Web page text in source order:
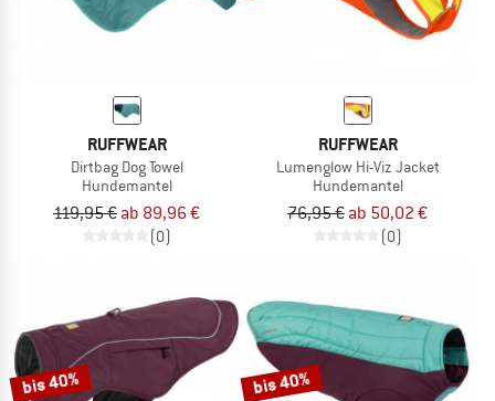
RUFFWEAR
Dirtbag Dog Towel
Hundemantel
119,95 € ab 89,96 €
(0)
RUFFWEAR
Lumenglow Hi-Viz Jacket
Hundemantel
76,95 € ab 50,02 €
(0)
bis 40% bis 40%